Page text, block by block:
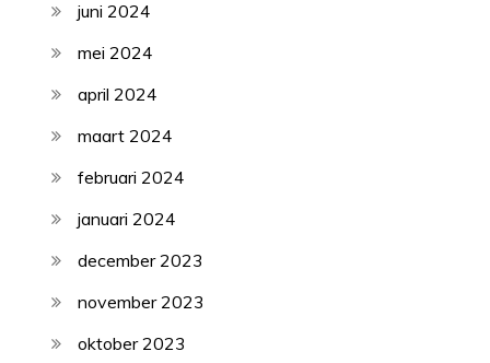
juni 2024
mei 2024
april 2024
maart 2024
februari 2024
januari 2024
december 2023
november 2023
oktober 2023